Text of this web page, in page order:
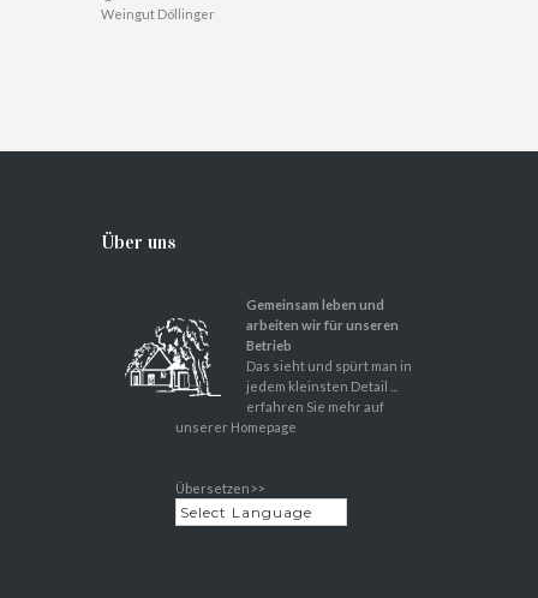
Weingut Döllinger
Über uns
Gemeinsam leben und
arbeiten wir für unseren
Betrieb
Das sieht und spürt man in
jedem kleinsten Detail ...
erfahren Sie mehr auf
unserer Homepage
Übersetzen>>